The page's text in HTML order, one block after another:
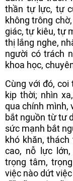
thần tự lực, tự
không trông
giác, tự kiêu, tự
thị lắng nghe,
người có trách
khoa học,
Cùng với đó,
kịp thời; nhìn
qua chính mình,
bắt nguồn từ tư
sức mạnh bắt
khó khăn,
cao, nỗ lực
trọng tâm,
việc nào dứt